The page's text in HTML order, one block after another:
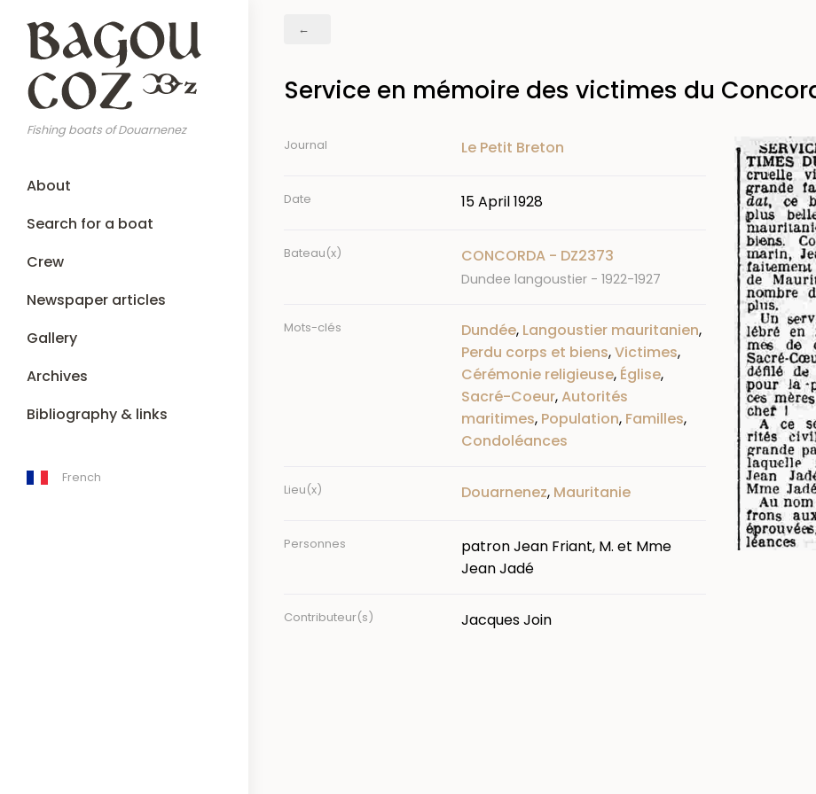
main
content
Fishing boats of Douarnenez
MainAbout
Search for a boat
Crew
Newspaper articles
Gallery
Archives
Bibliography & links
French
Breadcrumb
Service en mémoire des victimes du
Journal Le Petit Breton
Date 15 April 1928
Bateau(x) CONCORDA - DZ2373
Dundee langoustier - 1922-1927
Mots-clés Dundée, Langoustier mauritanien,
Perdu corps et biens,Victimes,
Cérémonie religieuse, Église,
Sacré-Coeur,Autorités
maritimes, Population, Familles,
Condoléances
Lieu(x) Douarnenez, Mauritanie
Personnes
patron Jean Friant, M. et Mme
Jean Jadé
Contributeur(s) Jacques Join
Image